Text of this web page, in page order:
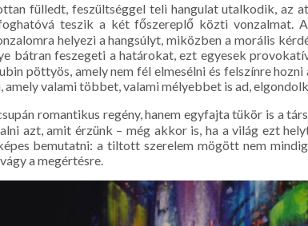
fülledt, feszültséggel teli hangulat utalkodik, az
teszik a két főszereplő közti vonzalmat.
helyezi a hangsúlyt, miközben a morális
bátran feszegeti a határokat, ezt egyesek
pöttyös, amely nem fél elmesélni és felszínre
amely valami többet, valami mélyebbet is ad,
romantikus regény, hanem egyfajta tükör is a
azt, amit érzünk – még akkor is, ha a világ ezt
bemutatni: a tiltott szerelem mögött nem
a megértésre.